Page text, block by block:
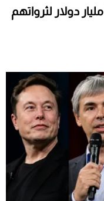
كيف أضاف مليارديرات التقنية 119 مليار دولار لثرواتهم